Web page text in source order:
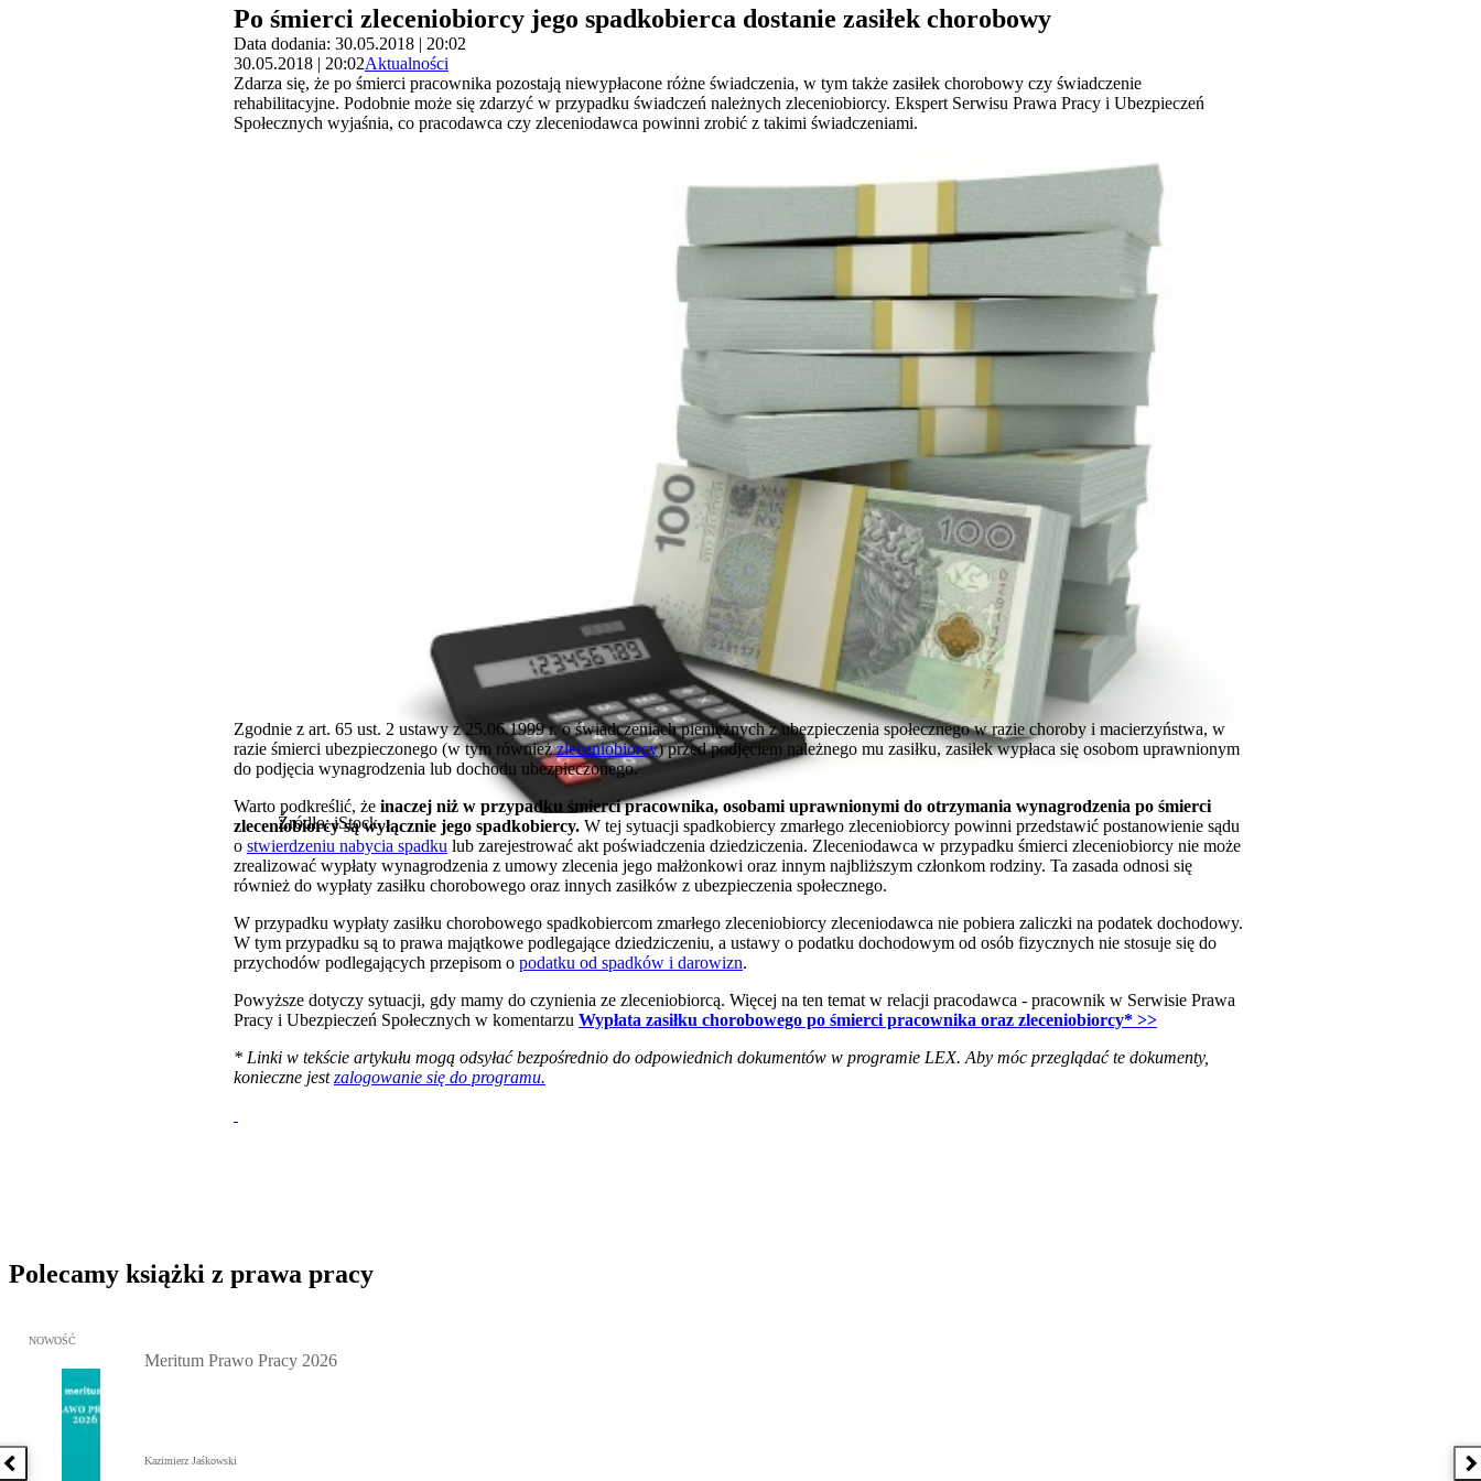
Po śmierci zleceniobiorcy jego spadkobierca dostanie zasiłek chorobowy
Data dodania: 30.05.2018 | 20:02
30.05.2018 | 20:02Aktualności
Zdarza się, że po śmierci pracownika pozostają niewypłacone różne świadczenia, w tym także zasiłek chorobowy czy świadczenie
rehabilitacyjne. Podobnie może się zdarzyć w przypadku świadczeń należnych zleceniobiorcy. Ekspert Serwisu Prawa Pracy i Ubezpieczeń
Społecznych wyjaśnia, co pracodawca czy zleceniodawca powinni zrobić z takimi świadczeniami.
Źródło: iStock
Zgodnie z art. 65 ust. 2 ustawy z 25.06.1999 r. o świadczeniach pieniężnych z ubezpieczenia społecznego w razie choroby i macierzyństwa, w
razie śmierci ubezpieczonego (w tym równieżzleceniobiorcy) przed podjęciem należnego mu zasiłku, zasiłek wypłaca się osobom uprawnionym
do podjęcia wynagrodzenia lub dochodu ubezpieczonego.
Warto podkreślić, że inaczej niż w przypadku śmierci pracownika, osobami uprawnionymi do otrzymania wynagrodzenia po śmierci
zleceniobiorcy są wyłącznie jego spadkobiercy. W tej sytuacji spadkobiercy zmarłego zleceniobiorcy powinni przedstawić postanowienie sądu
o stwierdzeniu nabycia spadku lub zarejestrować akt poświadczenia dziedziczenia. Zleceniodawca w przypadku śmierci zleceniobiorcy nie może
zrealizować wypłaty wynagrodzenia z umowy zlecenia jego małżonkowi oraz innym najbliższym członkom rodziny. Ta zasada odnosi się
również do wypłaty zasiłku chorobowego oraz innych zasiłków z ubezpieczenia społecznego.
W przypadku wypłaty zasiłku chorobowego spadkobiercom zmarłego zleceniobiorcy zleceniodawca nie pobiera zaliczki na podatek dochodowy.
W tym przypadku są to prawa majątkowe podlegające dziedziczeniu, a ustawy o podatku dochodowym od osób fizycznych nie stosuje się do
przychodów podlegających przepisom o podatku od spadków i darowizn.
Powyższe dotyczy sytuacji, gdy mamy do czynienia ze zleceniobiorcą. Więcej na ten temat w relacji pracodawca - pracownik w Serwisie Prawa
Pracy i Ubezpieczeń Społecznych w komentarzu Wypłata zasiłku chorobowego po śmierci pracownika oraz zleceniobiorcy* >>
* Linki w tekście artykułu mogą odsyłać bezpośrednio do odpowiednich dokumentów w programie LEX. Aby móc przeglądać te dokumenty,
konieczne jestzalogowanie się do programu.
Polecamy książki z prawa pracy
Poprzednia książka
Przejdź do: Meritum Prawo Pracy 2026, Kazimierz Jaśkowski - otwiera się w nowym oknie
NOWOŚĆ
Meritum Prawo Pracy 2026
Kazimierz Jaśkowski